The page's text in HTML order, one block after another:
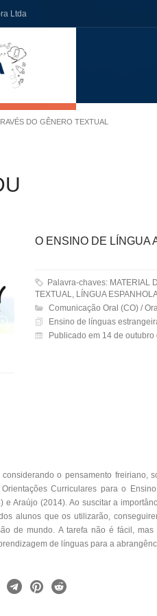
Ltda
DO GÊNERO TEXTUAL
O ENSINO DE LÍNGUA
Palavra-chaves: MATERIAL
TEXTUAL, LÍNGUA
Comunicação Oral (CO) /
Ensino de línguas
Publicado em 14 de outubro
o pensamento freiriano,
Curriculares para o
e Araújo (2014). Ao suscitar a
alunos que os utilizarão,
de mundo. A tarefa não é fácil,
de línguas para a